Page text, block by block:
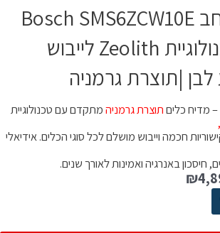
מדיח כלים רחב Bosch SMS6ZCW10E
סדרה 6 – טכנולוגיית Zeolith לייבוש
|תוצרת גרמניה
תוצרת גרמניהמתקדם עם טכנולוגיית
חכמה וייבוש מושלם לכל סוגי הכלים. אידיאלי
באנרגיה ואמינות לאורך שנים.
₪המחיר